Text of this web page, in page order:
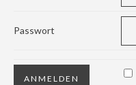
Passwort